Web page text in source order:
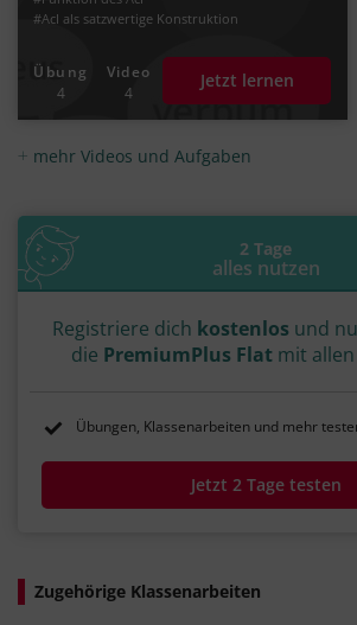
#AcI als satzwertige Konstruktion
#Infinitiv Präsens Aktiv
#Infinitiv Präsens Passiv
#Infinitiv Perfekt
#Infinitiv Perfekt Aktiv
#Infinitiv der Gleichzeitigkeit
#Infinitiv der Nachzeitigkeit
Übung
4
Video
4
Jetzt lernen
mehr Videos und Aufgaben
2 Tage
alles nutzen
Registriere dich kostenlos und
die PremiumPlus Flat mit
Übungen, Klassenarbeiten und mehr
Jetzt 2 Tage testen
Zugehörige Klassenarbeiten